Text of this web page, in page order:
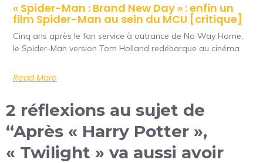
« Spider-Man : Brand New Day » : enfin un
film Spider-Man au sein du MCU [critique]
Cinq ans après le fan service à outrance de No Way Home,
le Spider-Man version Tom Holland redébarque au cinéma
Read More
2 réflexions au sujet de
“Après « Harry Potter »,
« Twilight » va aussi avoir